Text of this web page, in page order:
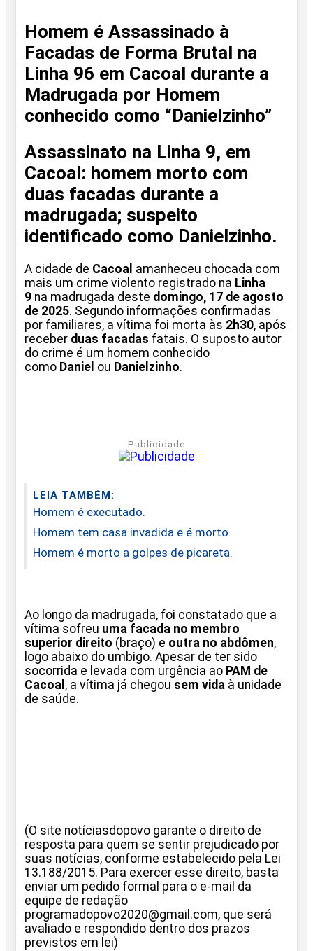
Homem é Assassinado à
Facadas de Forma Brutal na
Linha 96 em Cacoal durante a
Madrugada por Homem
conhecido como “Danielzinho”
Assassinato na Linha 9, em
Cacoal: homem morto com
duas facadas durante a
madrugada; suspeito
identificado como Danielzinho.
A cidade de Cacoal amanheceu chocada com
mais um crime violento registrado na Linha
9 na madrugada deste domingo, 17 de agosto
de 2025. Segundo informações confirmadas
por familiares, a vítima foi morta às 2h30, após
receber duas facadas fatais. O suposto autor
do crime é um homem conhecido
como Daniel ou Danielzinho.
Publicidade
LEIA TAMBÉM:
Homem é executado.
Homem tem casa invadida e é morto.
Homem é morto a golpes de picareta.
Ao longo da madrugada, foi constatado que a
vítima sofreu uma facada no membro
superior direito (braço) e outra no abdômen,
logo abaixo do umbigo. Apesar de ter sido
socorrida e levada com urgência ao PAM de
Cacoal , a vítima já chegou sem vida à unidade
de saúde.
(O site notíciasdopovo garante o direito de
resposta para quem se sentir prejudicado por
suas notícias, conforme estabelecido pela Lei
13.188/2015. Para exercer esse direito, basta
enviar um pedido formal para o e-mail da
equipe de redação
programadopovo2020@gmail.com, que será
avaliado e respondido dentro dos prazos
previstos em lei)